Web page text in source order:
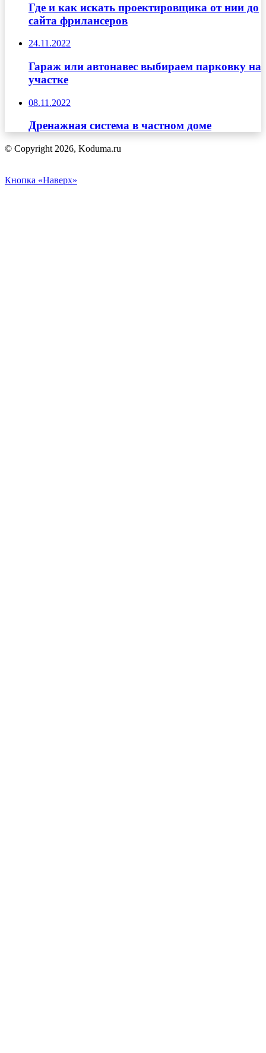
Где и как искать проектировщика от нии до
сайта фрилансеров
24.11.2022
Гараж или автонавес выбираем парковку на
участке
08.11.2022
Дренажная система в частном доме
© Copyright 2026, Koduma.ru
Кнопка «Наверх»